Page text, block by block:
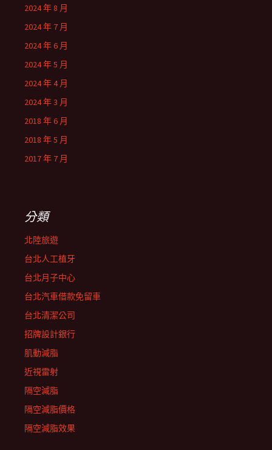
2024 年 8 月
2024 年 7 月
2024 年 6 月
2024 年 5 月
2024 年 4 月
2024 年 3 月
2018 年 6 月
2018 年 5 月
2017 年 7 月
分類
北陸旅遊
台北人工植牙
台北月子中心
台北汽車借款免留車
台北清潔公司
招牌設計銀行
肌動減脂
近視雷射
隔空減脂
隔空減脂價格
隔空減脂效果